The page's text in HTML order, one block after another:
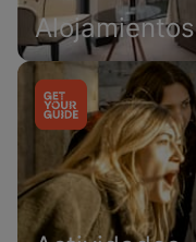
Alojamientos